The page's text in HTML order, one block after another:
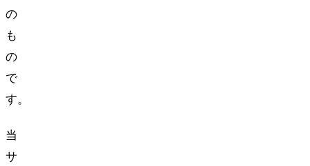
の
も
の
で
す。
当
サ